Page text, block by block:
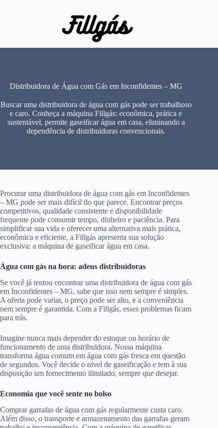
Distribuidora de Água com Gás em Inconfidentes – MG
Buscar uma distribuidora de água com gás pode ser trabalhoso
e caro. Conheça a máquina Fillgás: econômica, prática e
sustentável, permite gaseificar água em casa, eliminando a
dependência de distribuidoras convencionais.
Procurar uma distribuidora de água com gás em Inconfidentes
– MG pode ser mais difícil do que parece. Encontrar preços
competitivos, qualidade consistente e disponibilidade
frequente pode consumir tempo, dinheiro e paciência. Para
simplificar sua vida e oferecer uma alternativa mais prática,
econômica e eficiente, a Fillgás apresenta sua solução
exclusiva: a máquina de gaseificar água em casa.
Água com gás na hora: adeus distribuidoras
Se você já tentou encontrar uma distribuidora de água com gás
em Inconfidentes – MG, sabe que isso nem sempre é simples.
A oferta pode variar, o preço pode ser alto, e a conveniência
nem sempre é garantida. Com a Fillgás, esses problemas ficam
para trás.
Imagine nunca mais depender do estoque ou horário de
funcionamento de uma distribuidora. Nossa máquina
transforma água comum em água com gás fresca em questão
de segundos. Você decide o nível de gaseificação e tem à sua
disposição um fornecimento ilimitado, sempre que desejar.
Economia que você sente no bolso
Comprar garrafas de água com gás regularmente custa caro.
Além disso, o transporte e armazenamento das garrafas geram